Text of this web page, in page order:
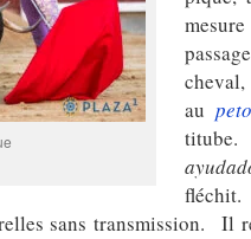
au peto
titube.
sans transmission. Il